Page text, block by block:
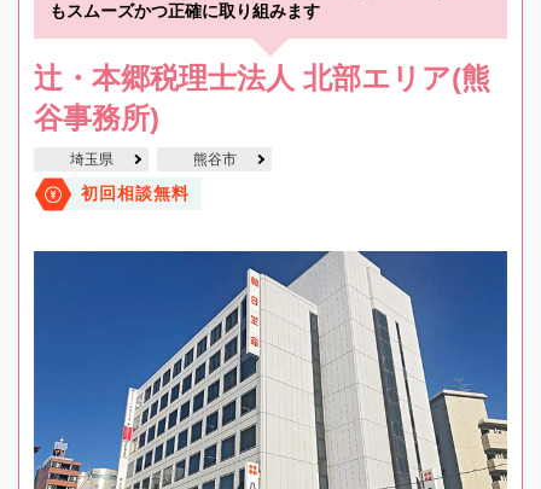
もスムーズかつ正確に取り組みます
辻・本郷税理士法人 北部エリア(熊
谷事務所)
埼玉県 熊谷市
初回相談無料